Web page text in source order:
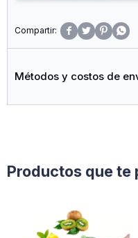
   
Métodos y costos de
Productos que te